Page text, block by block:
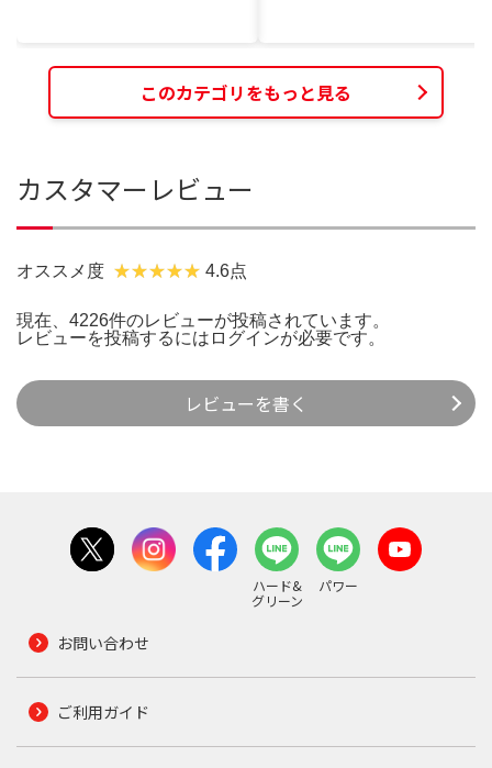
このカテゴリをもっと見る
カスタマーレビュー
オススメ度 4.6点
現在、4226件のレビューが投稿されています。
レビューを投稿するには ログインが必要です。
レビューを書く
ハード&
グリーン
パワー
お問い合わせ
ご利用ガイド